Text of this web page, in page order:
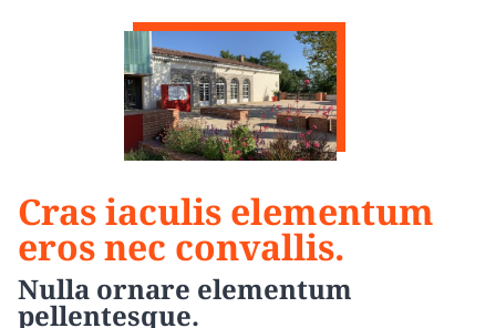
Cras iaculis elementum
eros nec convallis.
Nulla ornare elementum
pellentesque.